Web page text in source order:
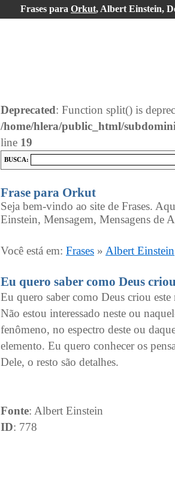
Frases para Orkut, Albert Einstein,
Deprecated: Function split() is
/home/hlera/public_html/
line 19
BUSCA:
Frase para Orkut
Seja bem-vindo ao site de Frases.
Einstein, Mensagem, Mensagens de
Você está em: Frases » Albert Einstein
Eu quero saber como Deus
Eu quero saber como Deus criou
Não estou interessado neste ou
fenômeno, no espectro deste ou
elemento. Eu quero conhecer os
Dele, o resto são detalhes.
Fonte: Albert Einstein
ID: 778